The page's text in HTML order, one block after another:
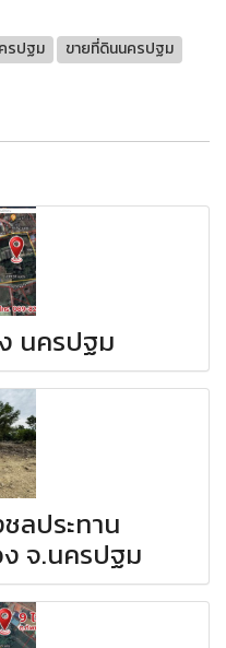
รปฐม
ขายที่ดินนครปฐม
นครปฐม
ลประทาน
จ.นครปฐม